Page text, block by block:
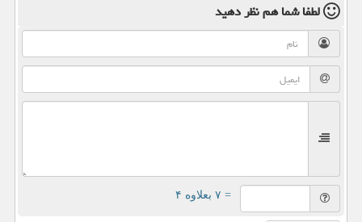
لطفا شما همنظر دهید
= ۷ بعلاوه ۴